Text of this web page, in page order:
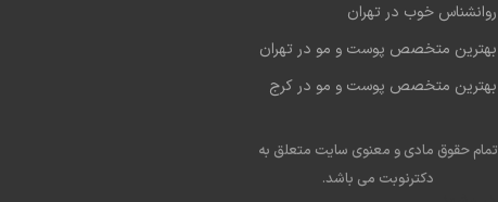
روانشناس خوب در تهران
بهترین متخصص پوست و مو در تهران
بهترین متخصص پوست و مو در کرج
تمام حقوق مادی و معنوی سایت متعلق به
دکترنوبت می باشد.